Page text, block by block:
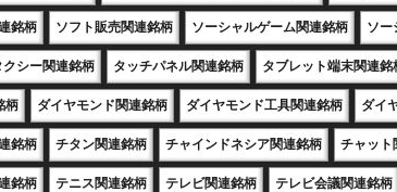
銘柄 ソフト販売関連銘柄 ソーシャルゲーム関連銘柄 ソー
クシー関連銘柄 タッチパネル関連銘柄 タブレット端末関連銘
柄 ダイヤモンド関連銘柄 ダイヤモンド工具関連銘柄 ダイ
銘柄 チタン関連銘柄 チャインドネシア関連銘柄 チャット
銘柄 テニス関連銘柄 テレビ関連銘柄 テレビ会議関連銘柄